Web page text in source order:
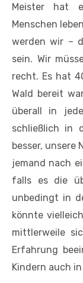
Meister hat
Menschen
werden wir –
sein. Wir
recht. Es hat
Wald bereit
überall in
schließlich in
besser, unsere
jemand nach
falls es die
unbedingt in
könnte
mittlerweile
Erfahrung
Kindern auch